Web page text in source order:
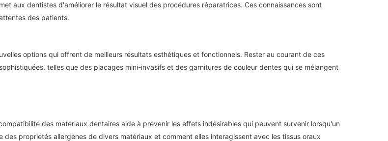
aux dentistes d'améliorer le résultat visuel des procédures réparatrices. Ces connaissances sont
des patients.
options qui offrent de meilleurs résultats esthétiques et fonctionnels. Rester au courant de ces
telles que des placages mini-invasifs et des garnitures de couleur dentes qui se mélangent
des matériaux dentaires aide à prévenir les effets indésirables qui peuvent survenir lorsqu'un
propriétés allergènes de divers matériaux et comment elles interagissent avec les tissus oraux